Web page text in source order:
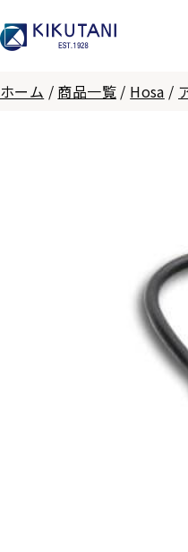
ホーム / 商品一覧 / Hosa /